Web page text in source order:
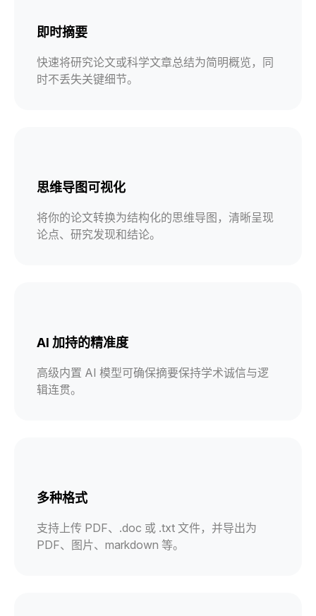
即时摘要
快速将研究论文或科学文章总结为简明概览，同
时不丢失关键细节。
思维导图可视化
将你的论文转换为结构化的思维导图，清晰呈现
论点、研究发现和结论。
AI 加持的精准度
高级内置 AI 模型可确保摘要保持学术诚信与逻
辑连贯。
多种格式
支持上传 PDF、.doc 或 .txt 文件，并导出为
PDF、图片、markdown 等。